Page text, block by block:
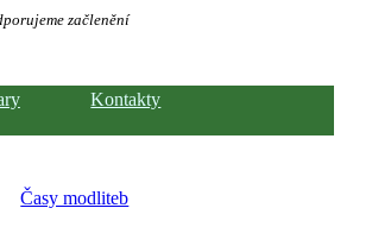
začlenění
Kontakty
Časy modliteb